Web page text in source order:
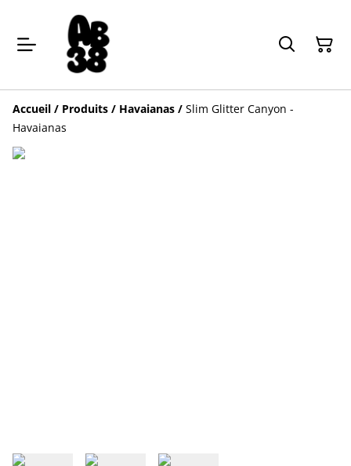
Accueil / Produits / Havaianas / Slim Glitter Canyon -
Havaianas